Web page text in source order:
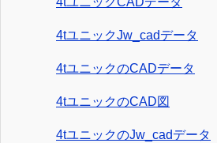
4tユニックJw_cadデータ
4tユニックのCADデータ
4tユニックのCAD図
4tユニックのJw_cadデータ